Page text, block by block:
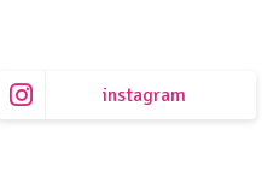
instagram